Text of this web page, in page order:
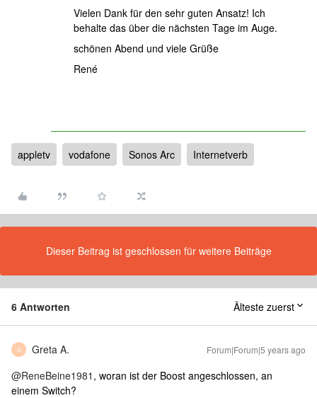
Vielen Dank für den sehr guten Ansatz! Ich
behalte das über die nächsten Tage im Auge.
schönen Abend und viele Grüße
René
appletv vodafone Sonos Arc Internetverb
Dieser Beitrag ist geschlossen für weitere Beiträge
6 Antworten Älteste zuerst
G Greta A. Forum|Forum|5 years ago
@ReneBeine1981 , woran ist der Boost angeschlossen, an
einem Switch?